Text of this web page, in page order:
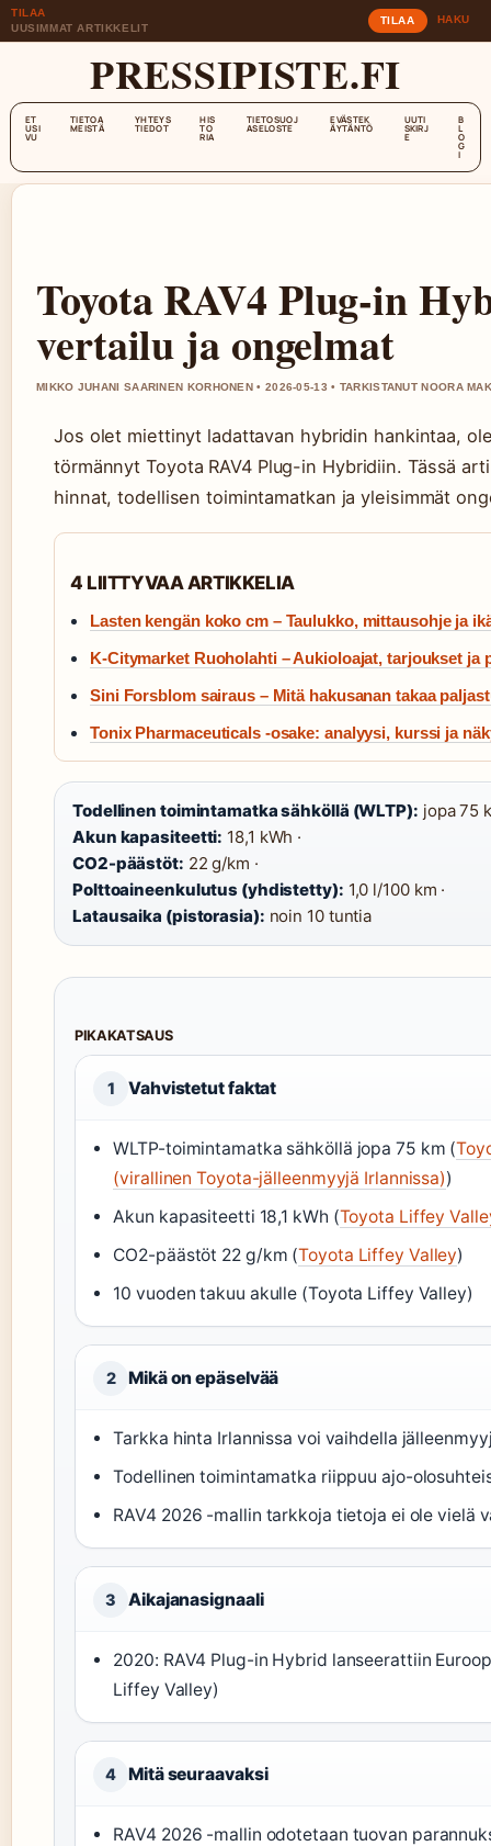
TILAA
UUSIMMAT ARTIKKELIT
TILAA HAKU
PRESSIPISTE.FI
ET
USI
VU
TIETOA
MEISTÄ
YHTEYS
TIEDOT
HIS
TO
RIA
TIETOSUOJ
ASELOSTE
EVÄSTEK
ÄYTÄNTÖ
UUTI
SKIRJ
E
B
L
O
G
I
Toyota RAV4 Plug-in
vertailu ja ongelmat
MIKKO JUHANI SAARINEN KORHONEN • 2026-05-13 • TARKISTANUT NOORA
Jos olet miettinyt ladattavan hybridin hankintaa,
törmännyt Toyota RAV4 Plug-in Hybridiin. Tässä
hinnat, todellisen toimintamatkan ja yleisimmät
4 LIITTYVAA ARTIKKELIA
Lasten kengän koko cm – Taulukko, mittausohje ja
K-Citymarket Ruoholahti – Aukioloajat, tarjoukset ja
Sini Forsblom sairaus – Mitä hakusanan takaa
Tonix Pharmaceuticals -osake: analyysi, kurssi ja
Todellinen toimintamatka sähköllä (WLTP): jopa 75
Akun kapasiteetti: 18,1 kWh ·
CO2-päästöt: 22 g/km ·
Polttoaineenkulutus (yhdistetty): 1,0 l/100 km ·
Latausaika (pistorasia): noin 10 tuntia
PIKAKATSAUS
1 Vahvistetut faktat
WLTP-toimintamatka sähköllä jopa 75 km (
(virallinen Toyota-jälleenmyyjä Irlannissa))
Akun kapasiteetti 18,1 kWh (Toyota Liffey
CO2-päästöt 22 g/km (Toyota Liffey Valley)
10 vuoden takuu akulle (Toyota Liffey Valley)
2 Mikä on epäselvää
Tarkka hinta Irlannissa voi vaihdella
Todellinen toimintamatka riippuu ajo-
RAV4 2026 -mallin tarkkoja tietoja ei ole vielä
3 Aikajanasignaali
2020: RAV4 Plug-in Hybrid lanseerattiin
Liffey Valley)
4 Mitä seuraavaksi
RAV4 2026 -mallin odotetaan tuovan